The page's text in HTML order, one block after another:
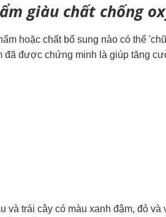
giàu chất chống
hoặc chất bổ sung nào có thể
đã được chứng minh là giúp tăng
và trái cây có màu xanh đậm, đỏ